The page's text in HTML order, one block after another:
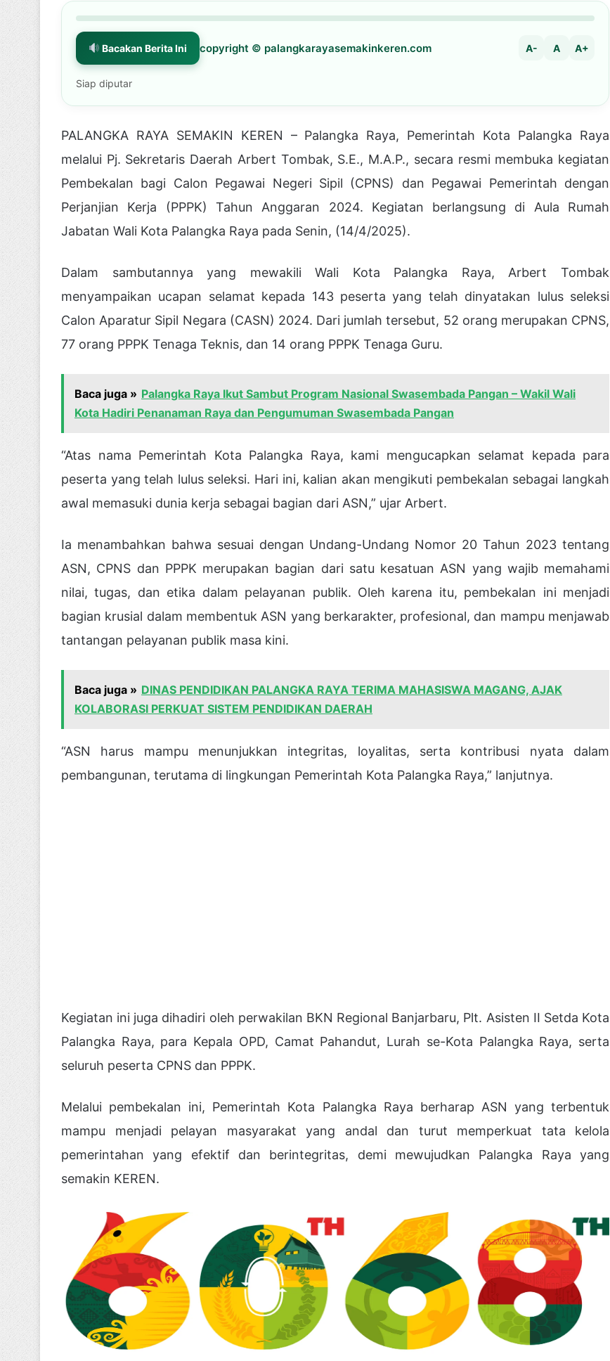
Bacakan Berita Ini copyright © palangkarayasemakinkeren.com A- A A+
Siap diputar
PALANGKA RAYA SEMAKIN KEREN – Palangka Raya, Pemerintah Kota Palangka Raya
melalui Pj. Sekretaris Daerah Arbert Tombak, S.E., M.A.P., secara resmi membuka kegiatan
Pembekalan bagi Calon Pegawai Negeri Sipil (CPNS) dan Pegawai Pemerintah dengan
Perjanjian Kerja (PPPK) Tahun Anggaran 2024. Kegiatan berlangsung di Aula Rumah
Jabatan Wali Kota Palangka Raya pada Senin, (14/4/2025).
Dalam sambutannya yang mewakili Wali Kota Palangka Raya, Arbert Tombak
menyampaikan ucapan selamat kepada 143 peserta yang telah dinyatakan lulus seleksi
Calon Aparatur Sipil Negara (CASN) 2024. Dari jumlah tersebut, 52 orang merupakan CPNS,
77 orang PPPK Tenaga Teknis, dan 14 orang PPPK Tenaga Guru.
Baca juga » Palangka Raya Ikut Sambut Program Nasional Swasembada Pangan – Wakil Wali
Kota Hadiri Penanaman Raya dan Pengumuman Swasembada Pangan
“Atas nama Pemerintah Kota Palangka Raya, kami mengucapkan selamat kepada para
peserta yang telah lulus seleksi. Hari ini, kalian akan mengikuti pembekalan sebagai langkah
awal memasuki dunia kerja sebagai bagian dari ASN,” ujar Arbert.
Ia menambahkan bahwa sesuai dengan Undang-Undang Nomor 20 Tahun 2023 tentang
ASN, CPNS dan PPPK merupakan bagian dari satu kesatuan ASN yang wajib memahami
nilai, tugas, dan etika dalam pelayanan publik. Oleh karena itu, pembekalan ini menjadi
bagian krusial dalam membentuk ASN yang berkarakter, profesional, dan mampu menjawab
tantangan pelayanan publik masa kini.
Baca juga » DINAS PENDIDIKAN PALANGKA RAYA TERIMA MAHASISWA MAGANG, AJAK
KOLABORASI PERKUAT SISTEM PENDIDIKAN DAERAH
“ASN harus mampu menunjukkan integritas, loyalitas, serta kontribusi nyata dalam
pembangunan, terutama di lingkungan Pemerintah Kota Palangka Raya,” lanjutnya.
Kegiatan ini juga dihadiri oleh perwakilan BKN Regional Banjarbaru, Plt. Asisten II Setda Kota
Palangka Raya, para Kepala OPD, Camat Pahandut, Lurah se-Kota Palangka Raya, serta
seluruh peserta CPNS dan PPPK.
Melalui pembekalan ini, Pemerintah Kota Palangka Raya berharap ASN yang terbentuk
mampu menjadi pelayan masyarakat yang andal dan turut memperkuat tata kelola
pemerintahan yang efektif dan berintegritas, demi mewujudkan Palangka Raya yang
semakin KEREN.